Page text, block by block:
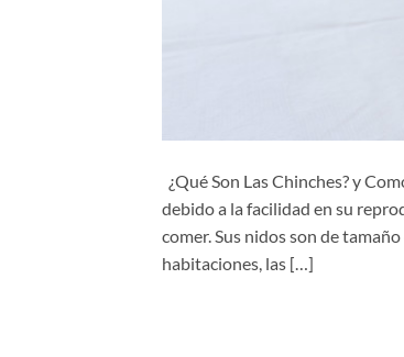
¿Qué Son Las Chinches? y
debido a la facilidad en su
comer. Sus nidos son de
habitaciones, las […]